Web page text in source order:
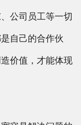
公司员工等一切
自己的合作伙
价值，才能体现